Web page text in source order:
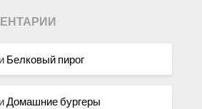
Белковый пирог
Домашние бургеры